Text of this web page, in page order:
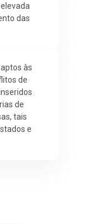
das
às
de
de
tais
e